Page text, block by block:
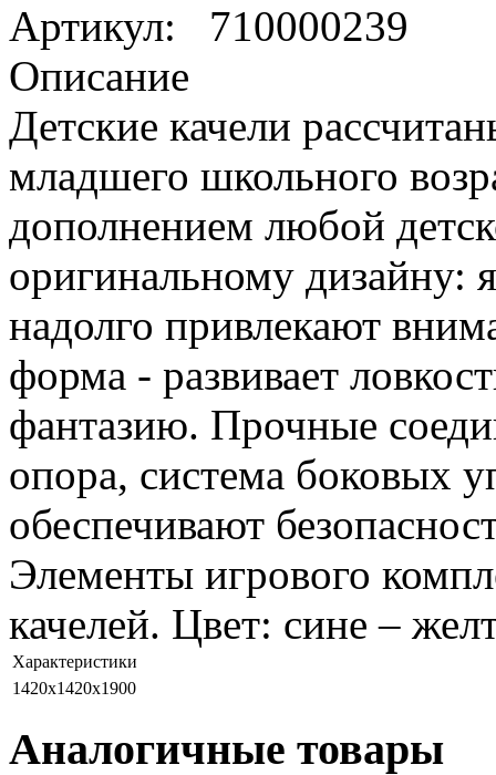
Артикул:
710000239
Описание
Детские качели
младшего школьного
дополнением любой
оригинальному дизайну:
надолго привлекают
форма - развивает
фантазию. Прочные
опора, система боковых
обеспечивают
Элементы игрового
качелей. Цвет: сине –
Характеристики
1420х1420х1900
Аналогичные товары